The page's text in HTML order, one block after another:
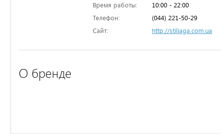
Время работы:
10:00 - 22:00
Телефон:
(044) 221-50-29
Сайт:
http://stiliaga.com.ua
О бренде